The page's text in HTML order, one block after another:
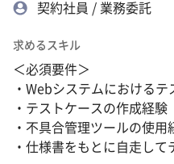
契約社員 / 業務委託
求めるスキル
＜必須要件＞
・Webシステムにおける
・テストケースの作成経験
・不具合管理ツールの使用
・仕様書をもとに自走し